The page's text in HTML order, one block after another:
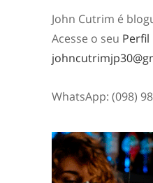
John Cutrim é
Acesse o seu Perfil
WhatsApp: (098)